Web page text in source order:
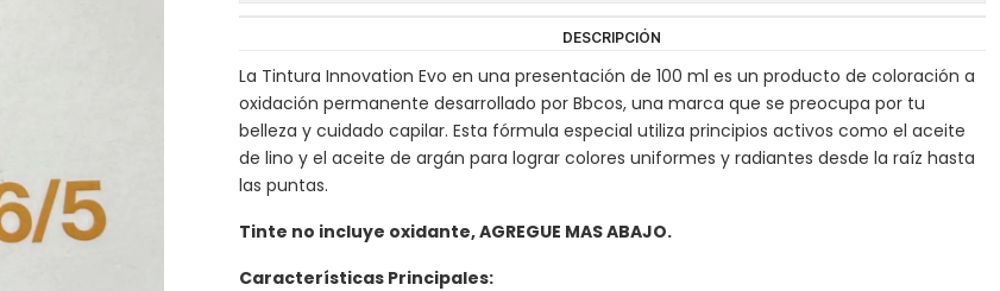
DESCRIPCIÓN
La Tintura Innovation Evo en una presentación de 100 ml es un producto de coloración a
oxidación permanente desarrollado por Bbcos, una marca que se preocupa por tu
belleza y cuidado capilar. Esta fórmula especial utiliza principios activos como el aceite
de lino y el aceite de argán para lograr colores uniformes y radiantes desde la raíz hasta
las puntas.
Tinte no incluye oxidante, AGREGUE MAS ABAJO.
Características Principales: